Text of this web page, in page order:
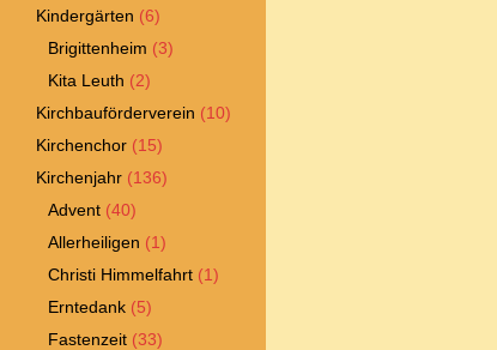
Kindergärten (6)
Brigittenheim (3)
Kita Leuth (2)
Kirchbauförderverein (10)
Kirchenchor (15)
Kirchenjahr (136)
Advent (40)
Allerheiligen (1)
Christi Himmelfahrt (1)
Erntedank (5)
Fastenzeit (33)